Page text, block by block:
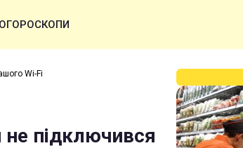
ГОРОСКОПИ
Wi-Fi
не підключився